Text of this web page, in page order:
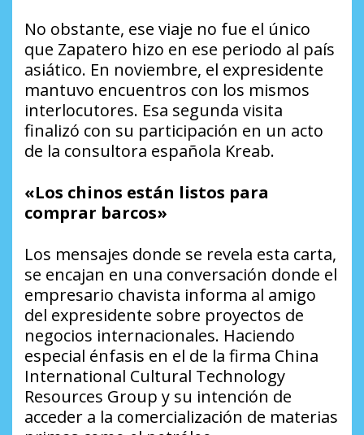
No obstante, ese viaje no fue el único
que Zapatero hizo en ese periodo al país
asiático. En noviembre, el expresidente
mantuvo encuentros con los mismos
interlocutores. Esa segunda visita
finalizó con su participación en un acto
de la consultora española Kreab.
«Los chinos están listos para
comprar barcos»
Los mensajes donde se revela esta carta,
se encajan en una conversación donde el
empresario chavista informa al amigo
del expresidente sobre proyectos de
negocios internacionales. Haciendo
especial énfasis en el de la firma China
International Cultural Technology
Resources Group y su intención de
acceder a la comercialización de materias